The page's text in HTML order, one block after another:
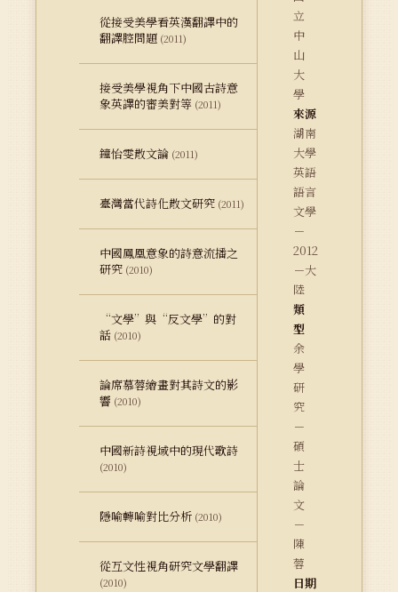
從接受美學看英漢翻譯中的
翻譯腔問題 (2011)
接受美學視角下中國古詩意
象英譯的審美對等 (2011)
鐘怡雯散文論 (2011)
臺灣當代詩化散文研究 (2011)
中國鳳凰意象的詩意流播之
研究 (2010)
“文學”與“反文學”的對
話 (2010)
論席慕蓉繪畫對其詩文的影
響 (2010)
中國新詩視域中的現代歌詩
(2010)
隱喻轉喻對比分析 (2010)
從互文性視角研究文學翻譯
(2010)
立
中
山
大
學
來源
湖南
大學
英語
語言
文學
－
2012
－大
陸
類
型
余
學
研
究
－
碩
士
論
文
－
陳
蓉
日期